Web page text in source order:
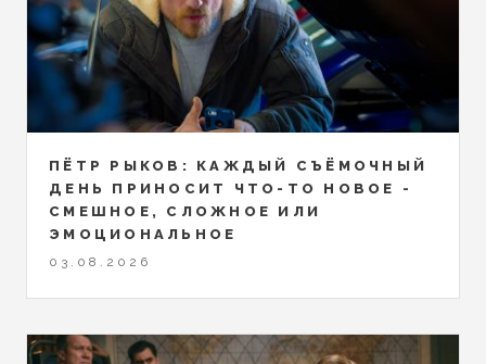
ПЁТР РЫКОВ: КАЖДЫЙ СЪЁМОЧНЫЙ
ДЕНЬ ПРИНОСИТ ЧТО-ТО НОВОЕ -
СМЕШНОЕ, СЛОЖНОЕ ИЛИ
ЭМОЦИОНАЛЬНОЕ
03.08.2026